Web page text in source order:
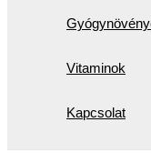
Vitaminok
Kapcsolat